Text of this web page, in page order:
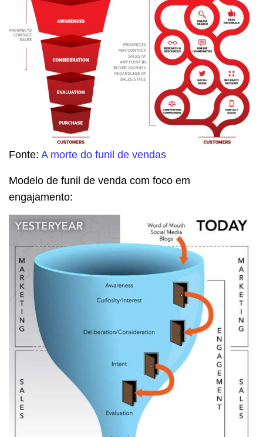
Fonte: A morte do funil de vendas
Modelo de funil de venda com foco em
engajamento: